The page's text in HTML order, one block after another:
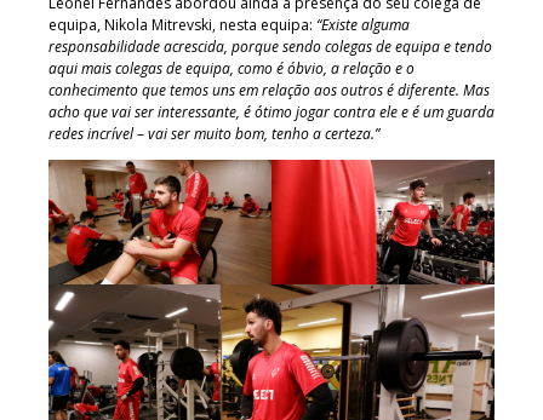
equipa, Nikola Mitrevski, nesta equipa: “Existe alguma
responsabilidade acrescida, porque sendo colegas de equipa e tendo
aqui mais colegas de equipa, como é óbvio, a relação e o
conhecimento que temos uns em relação aos outros é diferente. Mas
acho que vai ser interessante, é ótimo jogar contra ele e é um guarda
redes incrível – vai ser muito bom, tenho a certeza.”